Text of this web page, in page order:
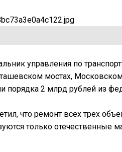
управления по
мостах,
порядка 2 млрд рублей из
что ремонт всех трех
только отечественные